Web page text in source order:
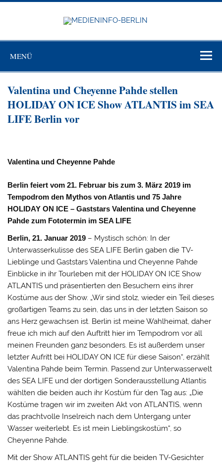
Zum
MENÜ
Valentina und Cheyenne Pahde stellen
HOLIDAY ON ICE Show ATLANTIS im SEA
LIFE Berlin vor
Valentina und Cheyenne Pahde
Berlin feiert vom 21. Februar bis zum 3. März 2019 im
Tempodrom den Mythos von Atlantis und 75 Jahre
HOLIDAY ON ICE – Gaststars Valentina und Cheyenne
Pahde zum Fototermin im SEA LIFE
Berlin, 21. Januar 2019 – Mystisch schön: In der
Unterwasserkulisse des SEA LIFE Berlin gaben die TV-
Lieblinge und Gaststars Valentina und Cheyenne Pahde
Einblicke in ihr Tourleben mit der HOLIDAY ON ICE Show
ATLANTIS und präsentierten den Besuchern eins ihrer
Kostüme aus der Show. „Wir sind stolz, wieder ein Teil dieses
großartigen Teams zu sein, das uns in der letzten Saison so
ans Herz gewachsen ist. Berlin ist meine Wahlheimat, daher
freue ich mich auf den Auftritt hier im Tempodrom vor all
meinen Freunden ganz besonders. Es ist außerdem unser
letzter Aufritt bei HOLIDAY ON ICE für diese Saison“, erzählt
Valentina Pahde beim Termin. Passend zur Unterwasserwelt
des SEA LIFE und der dortigen Sonderausstellung Atlantis
wählten die beiden auch ihr Kostüm für den Tag aus: „Die
Kostüme tragen wir im zweiten Akt von ATLANTIS, wenn
das prachtvolle Inselreich nach dem Untergang unter
Wasser weiterlebt. Es ist mein Lieblingskostüm“, so
Cheyenne Pahde.
Mit der Show ATLANTIS geht für die beiden TV-Gesichter